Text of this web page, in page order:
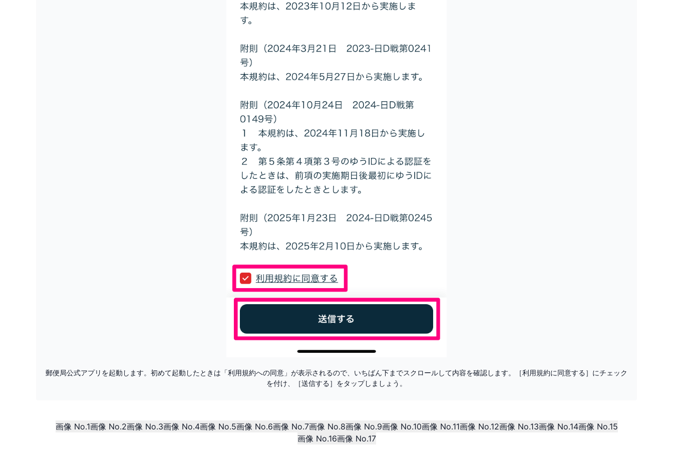
郵便局公式アプリを起動します。初めて起動したときは「利用規約への同意」が表示されるので、いちばん下までスクロールして内容を確認します。［利用規約に同意する］にチェック
を付け、［送信する］をタップしましょう。
画像 No.1画像 No.2画像 No.3画像 No.4画像 No.5画像 No.6画像 No.7画像 No.8画像 No.9画像 No.10画像 No.11画像 No.12画像 No.13画像 No.14画像 No.15
画像 No.16画像 No.17